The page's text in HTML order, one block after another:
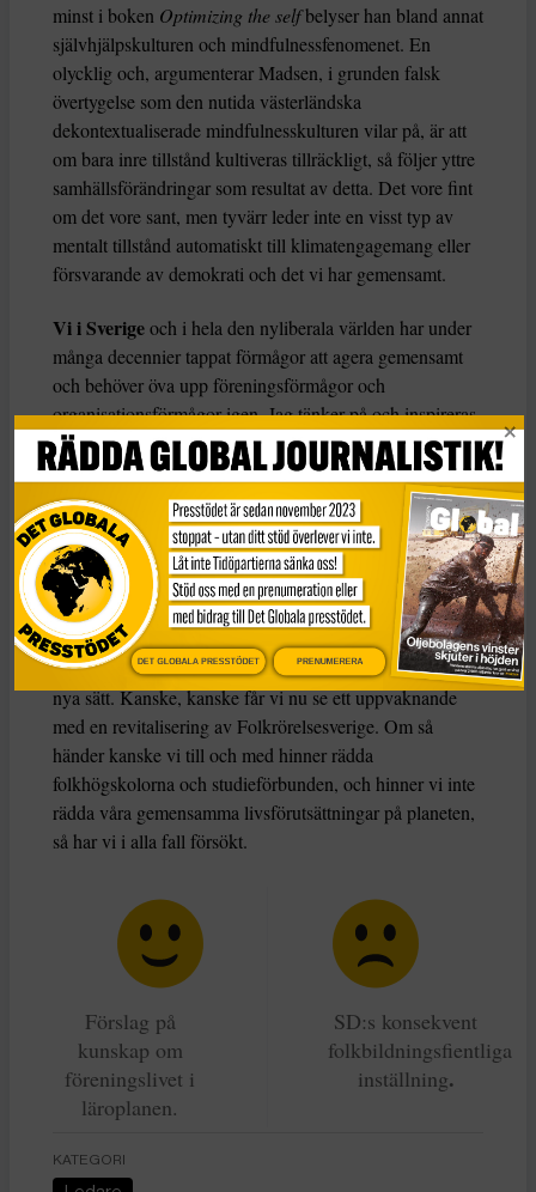
minst i boken Optimizing the selfbelyser han bland annat
självhjälpskulturen och mindfulnessfenomenet. En
olycklig och, argumenterar Madsen, i grunden falsk
övertygelse som den nutida västerländska
dekontextualiserade mindfulnesskulturen vilar på, är att
om bara inre tillstånd kultiveras tillräckligt, så följer yttre
samhällsförändringar som resultat av detta. Det vore fint
om det vore sant, men tyvärr leder inte en visst typ av
mentalt tillstånd automatiskt till klimatengagemang eller
försvarande av demokrati och det vi har gemensamt.
Vi i Sverigeoch i hela den nyliberala världen har under
många decennier tappat förmågor att agera gemensamt
och behöver öva upp föreningsförmågor och
organisationsförmågor igen. Jag tänker på och inspireras
av tiden när dåtidens centerpartister, som min farfar,
skapade bondekooperativ, drev lokala kooperativa
konsumbutiker och byggde bygdegårdar. När
gemenskapande fortfarande var ett självklart mänskligt
skapande och inte ansågs ha någon särskild politisk färg.
På sociala medier syns i dagarna många enskilda
funderingar, med självrannsakningar för att inte ha
engagerat sig och med önskningar om att göra det och på
nya sätt. Kanske, kanske får vi nu se ett uppvaknande
med en revitalisering av Folkrörelsesverige. Om så
händer kanske vi till och med hinner rädda
folkhögskolorna och studieförbunden, och hinner vi inte
rädda våra gemensamma livsförutsättningar på planeten,
så har vi i alla fall försökt.
Förslag på
kunskap om
föreningslivet i
läroplanen.
SD:s konsekvent
folkbildningsfientliga
inställning.
KATEGORI
DET GLOBALA PRESSTÖDET PRENUMERERA